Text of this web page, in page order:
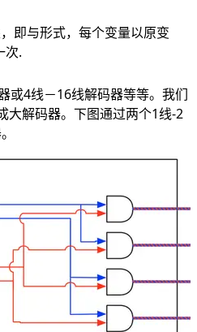
即与形式，每个变量以原变
次.
或4线－16线解码器等等。我们
大解码器。下图通过两个1线-2